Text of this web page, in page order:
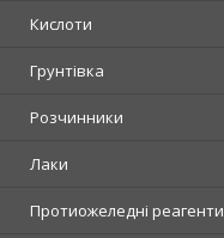
Кислоти
Грунтівка
Розчинники
Лаки
Протиожеледні реагенти